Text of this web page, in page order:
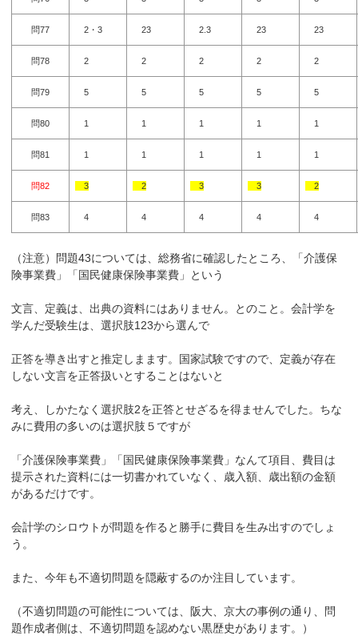
問77 2・3 23 2.3 23 23
問78 2 2 2 2 2
問79 5 5 5 5 5
問80 1 1 1 1 1
問81 1 1 1 1 1
問82 3 2 3 3 2
問83 4 4 4 4 4
（注意）問題43については、総務省に確認したところ、「介護保
険事業費」「国民健康保険事業費」という
文言、定義は、出典の資料にはありません。とのこと。会計学を
学んだ受験生は、選択肢123から選んで
正答を導き出すと推定しまます。国家試験ですので、定義が存在
しない文言を正答扱いとすることはないと
考え、しかたなく選択肢2を正答とせざるを得ませんでした。ちな
みに費用の多いのは選択肢５ですが
「介護保険事業費」「国民健康保険事業費」なんて項目、費目は
提示された資料には一切書かれていなく、歳入額、歳出額の金額
があるだけです。
会計学のシロウトが問題を作ると勝手に費目を生み出すのでしょ
う。
また、今年も不適切問題を隠蔽するのか注目しています。
（不適切問題の可能性については、阪大、京大の事例の通り、問
題作成者側は、不適切問題を認めない黒歴史があります。）